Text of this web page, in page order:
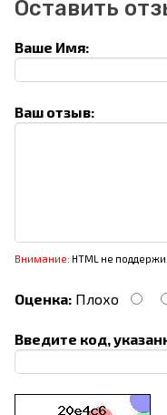
Оставить
Ваше Имя:
Ваш отзыв:
Внимание: HTML не
Оценка: Плохо
Введите код,